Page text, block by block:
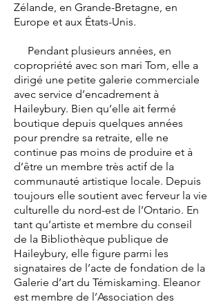
Zélande, en Grande-Bretagne, en
Europe et aux États-Unis.
Pendant plusieurs années, en
copropriété avec son mari Tom, elle a
dirigé une petite galerie commerciale
avec service d’encadrement à
Haileybury. Bien qu’elle ait fermé
boutique depuis quelques années
pour prendre sa retraite, elle ne
continue pas moins de produire et à
d’être un membre très actif de la
communauté artistique locale. Depuis
toujours elle soutient avec ferveur la vie
culturelle du nord-est de l’Ontario. En
tant qu’artiste et membre du conseil
de la Bibliothèque publique de
Haileybury, elle figure parmi les
signataires de l’acte de fondation de la
Galerie d’art du Témiskaming. Eleanor
est membre de l’Association des